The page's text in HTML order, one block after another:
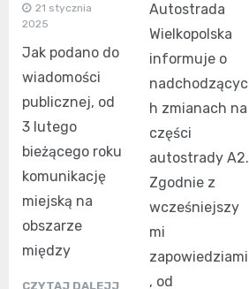
21 stycznia
2025
Jak podano do
wiadomości
publicznej, od
3 lutego
bieżącego roku
komunikację
miejską na
obszarze
między
CZYTAJ DALEJJ
Autostrada
Wielkopolska
informuje o
nadchodzącyc
h zmianach na
części
autostrady A2.
Zgodnie z
wcześniejszy
mi
zapowiedziami
, od